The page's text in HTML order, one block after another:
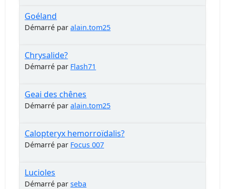
Goéland
Démarré paralain.tom25
Chrysalide?
Démarré par Flash71
Geai des chênes
Démarré paralain.tom25
Calopteryx hemorroïdalis?
Démarré par Focus 007
Lucioles
Démarré parseba